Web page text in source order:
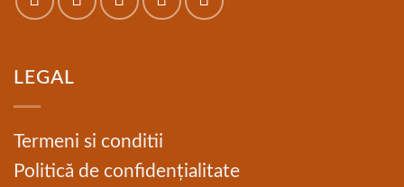
LEGAL
Termeni si conditii
Politică de confidențialitate